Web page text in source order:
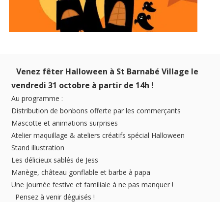
Venez fêter Halloween à St Barnabé Village le
vendredi 31 octobre à partir de 14h !
Au programme :
Distribution de bonbons offerte par les commerçants
Mascotte et animations surprises
Atelier maquillage & ateliers créatifs spécial Halloween
Stand illustration
Les délicieux sablés de Jess
Manège, château gonflable et barbe à papa
Une journée festive et familiale à ne pas manquer !
Pensez à venir déguisés !